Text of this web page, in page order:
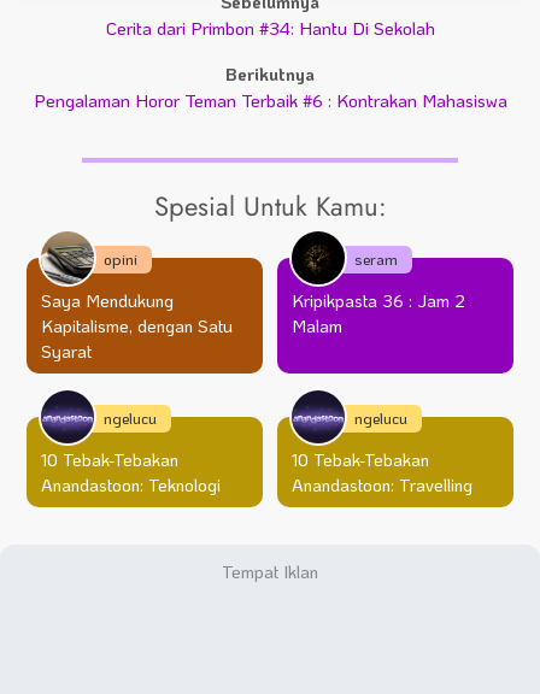
Cerita dari Primbon #34: Hantu Di Sekolah
Berikutnya
Pengalaman Horor Teman Terbaik #6 : Kontrakan Mahasiswa
Spesial Untuk Kamu:
Saya Mendukung
Kapitalisme, dengan Satu
Syarat
opini
Kripikpasta 36 : Jam 2
Malam
seram
10 Tebak-Tebakan
Anandastoon: Teknologi
ngelucu
10 Tebak-Tebakan
Anandastoon: Travelling
ngelucu